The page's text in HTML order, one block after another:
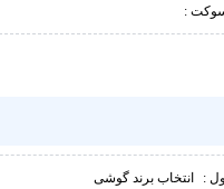
:
: انتخاب برند گوشی